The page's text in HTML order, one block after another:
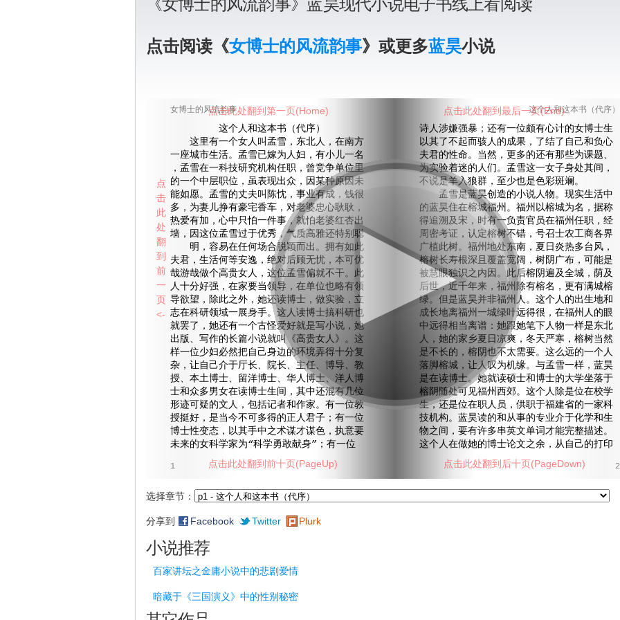
《女博士的风流韵事》蓝昊现代小说电子书线上看阅读
点击阅读《女博士的风流韵事》或更多蓝昊小说
女博士的风流韵事 这个人和这本书（代序）
这个人和这本书（代序）
这里有一个女人叫孟雪，东北人，在南方
一座城市生活。孟雪已嫁为人妇，有小儿一名
，孟雪在一科技研究机构任职，曾竞争单位里
的一个中层职位，虽表现出众，因某种原因未
能如愿。孟雪的丈夫叫陈忱，事业有成，钱很
多，为妻儿挣有豪宅香车，对老婆忠心耿耿，
热爱有加，心中只怕一件事，就怕老婆红杏出
墙，因这位孟雪过于优秀，气质高雅还特别聪
明，容易在任何场合脱颖而出。拥有如此
夫君，生活何等安逸，绝对后顾无忧，本可优
哉游哉做个高贵女人，这位孟雪偏就不干。此
人十分好强，在家要当领导，在单位也略有领
导欲望，除此之外，她还读博士，做实验，立
志在科研领域一展身手。这人读博士搞科研也
就罢了，她还有一个古怪爱好就是写小说，她
出版、写作的长篇小说就叫《高贵女人》。这
样一位少妇必然把自己身边的环境弄得十分复
杂，让自己介于厅长、院长、主任、博导、教
授、本土博士、留洋博士、华人博士、洋人博
士和众多男女在读博士生间，其中还混有几位
形迹可疑的文人，包括记者和作家。有一位教
授挺好，是当今不可多得的正人君子；有一位
博士性变态，以其手中之术谋才谋色，执意要
未来的女科学家为“科学勇敢献身”；有一位
诗人涉嫌强暴；还有一位颇有心计的女博士生
以其了不起而骇人的成果，了结了自己和负心
夫君的性命。当然，更多的还有那些为课题、
为实验着迷的人们。孟雪这一女子身处其间，
不说是羊入狼群，至少也是色彩斑斓。
孟雪是蓝昊创造的小说人物。现实生活中
的蓝昊住在榕城福州。福州以榕城为名，据称
得追溯及宋，时有一负责官员在福州任职，经
周密考证，认定榕树不错，号召士农工商各界
广植此树。福州地处东南，夏日炎热多台风，
榕树长寿根深且覆盖宽阔，树阴广布，可能是
被慧眼独识之内因。此后榕阴遍及全城，荫及
后世，近千年来，福州除有榕名，更有满城榕
绿。但是蓝昊并非福州人。这个人的出生地和
成长地离福州一城绿叶远得很，在福州人的眼
中远得相当离谱：她跟她笔下人物一样是东北
人，她的家乡夏日凉爽，冬天严寒，榕树当然
是不长的，榕阴也不太需要。这么远的一个人
落脚榕城，让人叹为机缘。与孟雪一样，蓝昊
是在读博士。她就读硕士和博士的大学坐落于
榕阴随处可见福州西郊。这个人除是位在校学
生，还是位在职人员，供职于福建省的一家科
技机构。蓝昊读的和从事的专业介于化学和生
物之间，要有许多串英文单词才能完整描述。
这个人在做她的博士论文之余，从自己的打印
1 2
选择章节：
分享到 Facebook Twitter Plurk
点击此处翻到第一页(Home) 点击此处翻到最后一页(End)
点击此处翻到前十页(PageUp) 点击此处翻到后十页(PageDown)
点
击
此
处
翻
到
前
一
页
<-
小说推荐
百家讲坛之金庸小说中的悲剧爱情
暗藏于《三国演义》中的性别秘密